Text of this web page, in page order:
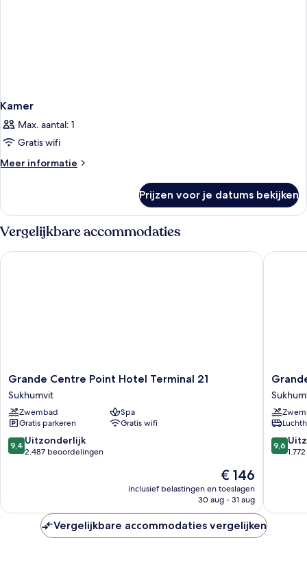
Kamer
Max. aantal: 1
Gratis wifi
Meer informatie
Meer
Prijzen voor je datums bekijken
Vergelijkbare accommodaties
Grande
Centre
Point
Hotel
Terminal
21
Sukhumvit
Grande Centre Point Hotel Terminal 21
Sukhumvit
Zwembad
Spa
Gratis parkeren
Gratis wifi
9.4
van
9,4 Uitzonderlijk
2.487 beoordelingen
De
prijs
is
€ 146
inclusief belastingen en toeslagen
30 aug - 31 aug
Grande Centre Point Hotel Terminal 21
Grande
Centre
Point
55
9.6
van
9,6
Grande
Vergelijkbare accommodaties vergelijken